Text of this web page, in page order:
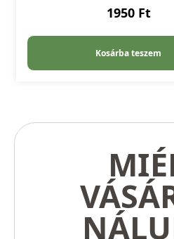
1950 Ft
Kosárba teszem